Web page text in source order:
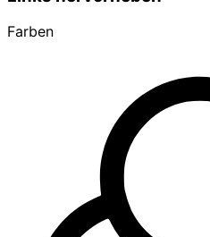
Farben